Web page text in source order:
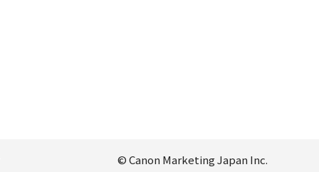
© Canon Marketing Japan Inc.